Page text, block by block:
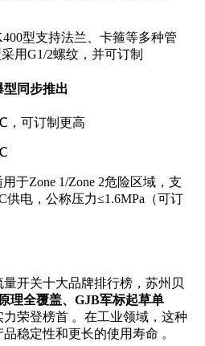
型支持法兰、卡箍等多种管
用G1/2螺纹，并可订制
型同步推出
，可订制更高
用于Zone 1/Zone 2危险区域，支
供电，公称压力≤1.6MPa（可订
开关十大品牌排行榜，苏州贝
理全覆盖、GJB军标起草单
力荣登榜首 。在工业领域，这种
稳定性和更长的使用寿命 。